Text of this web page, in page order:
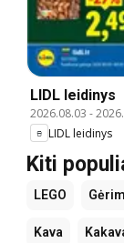
LIDL leidinys
2026.08.03 -
LIDL leidinys
Kiti
LEGO
Kava